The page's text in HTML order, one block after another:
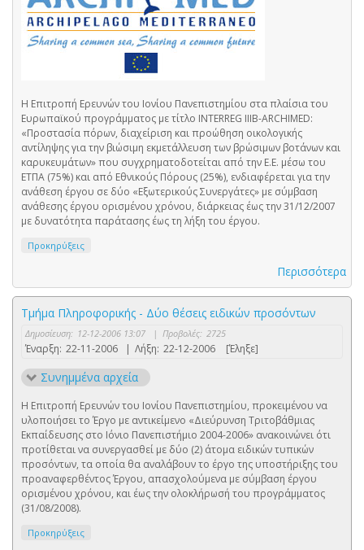
Η Επιτροπή Ερευνών του Ιονίου Πανεπιστημίου στα πλαίσια του
Ευρωπαϊκού προγράμματος με τίτλο INTERREG IIIB-ARCHIMED:
«Προστασία πόρων, διαχείριση και προώθηση οικολογικής
αντίληψης για την βιώσιμη εκμετάλλευση των βρώσιμων βοτάνων και
καρυκευμάτων» που συγχρηματοδοτείται από την Ε.Ε. μέσω του
ΕΤΠΑ (75%) και από Εθνικούς Πόρους (25%), ενδιαφέρεται για την
ανάθεση έργου σε δύο «Εξωτερικούς Συνεργάτες» με σύμβαση
ανάθεσης έργου ορισμένου χρόνου, διάρκειας έως την 31/12/2007
με δυνατότητα παράτασης έως τη λήξη του έργου.
Προκηρύξεις
Περισσότερα
Τμήμα Πληροφορικής - Δύο θέσεις ειδικών προσόντων
Δημοσίευση: 12-12-2006 13:07 | Προβολές: 2725
Έναρξη: 22-11-2006 | Λήξη: 22-12-2006 [Έληξε]
Συνημμένα αρχεία
Η Επιτροπή Ερευνών του Ιονίου Πανεπιστημίου, προκειμένου να
υλοποιήσει το Έργο με αντικείμενο «Διεύρυνση Τριτοβάθμιας
Εκπαίδευσης στο Ιόνιο Πανεπιστήμιο 2004-2006» ανακοινώνει ότι
προτίθεται να συνεργασθεί με δύο (2) άτομα ειδικών τυπικών
προσόντων, τα οποία θα αναλάβουν το έργο της υποστήριξης του
προαναφερθέντος Έργου, απασχολούμενα με σύμβαση έργου
ορισμένου χρόνου, και έως την ολοκλήρωσή του προγράμματος
(31/08/2008).
Προκηρύξεις